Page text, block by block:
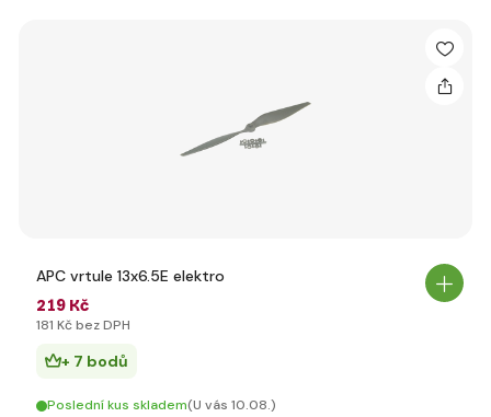
APC vrtule 13x6.5E elektro
219 Kč
181 Kč bez DPH
+ 7 bodů
Poslední kus skladem(U vás 10.08.)